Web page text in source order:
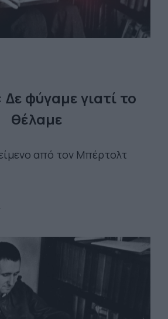
φύγαμε γιατί το
θέλαμε
από τον Μπέρτολτ